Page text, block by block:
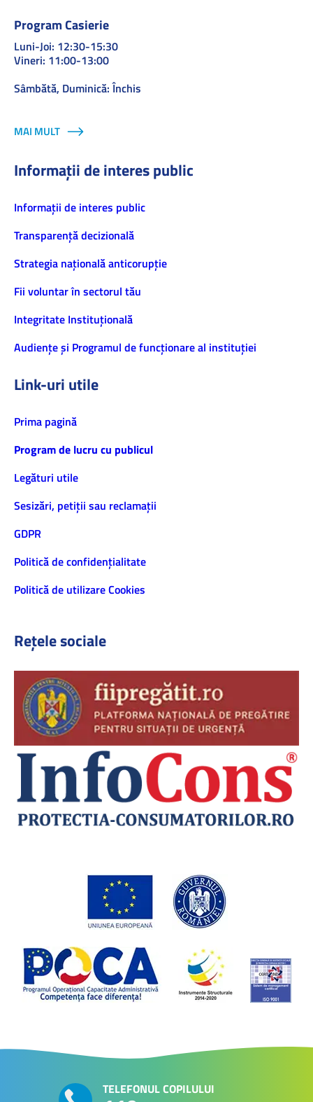
Program Casierie
Luni-Joi: 12:30-15:30
Vineri: 11:00-13:00
Sâmbătă, Duminică: Închis
MAI MULT
Informații de interes public
Informaţii de interes public
Transparență decizională
Strategia națională anticorupție
Fii voluntar în sectorul tău
Integritate Instituțională
Audiențe și Programul de funcționare al instituției
Link-uri utile
Prima pagină
Program de lucru cu publicul
Legături utile
Sesizări, petiţii sau reclamații
GDPR
Politică de confidenţialitate
Politică de utilizare Cookies
Rețele sociale
TELEFONUL COPILULUI